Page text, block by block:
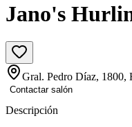
Jano's
Gral. Pedro Díaz, 1800,
Contactar salón
Descripción